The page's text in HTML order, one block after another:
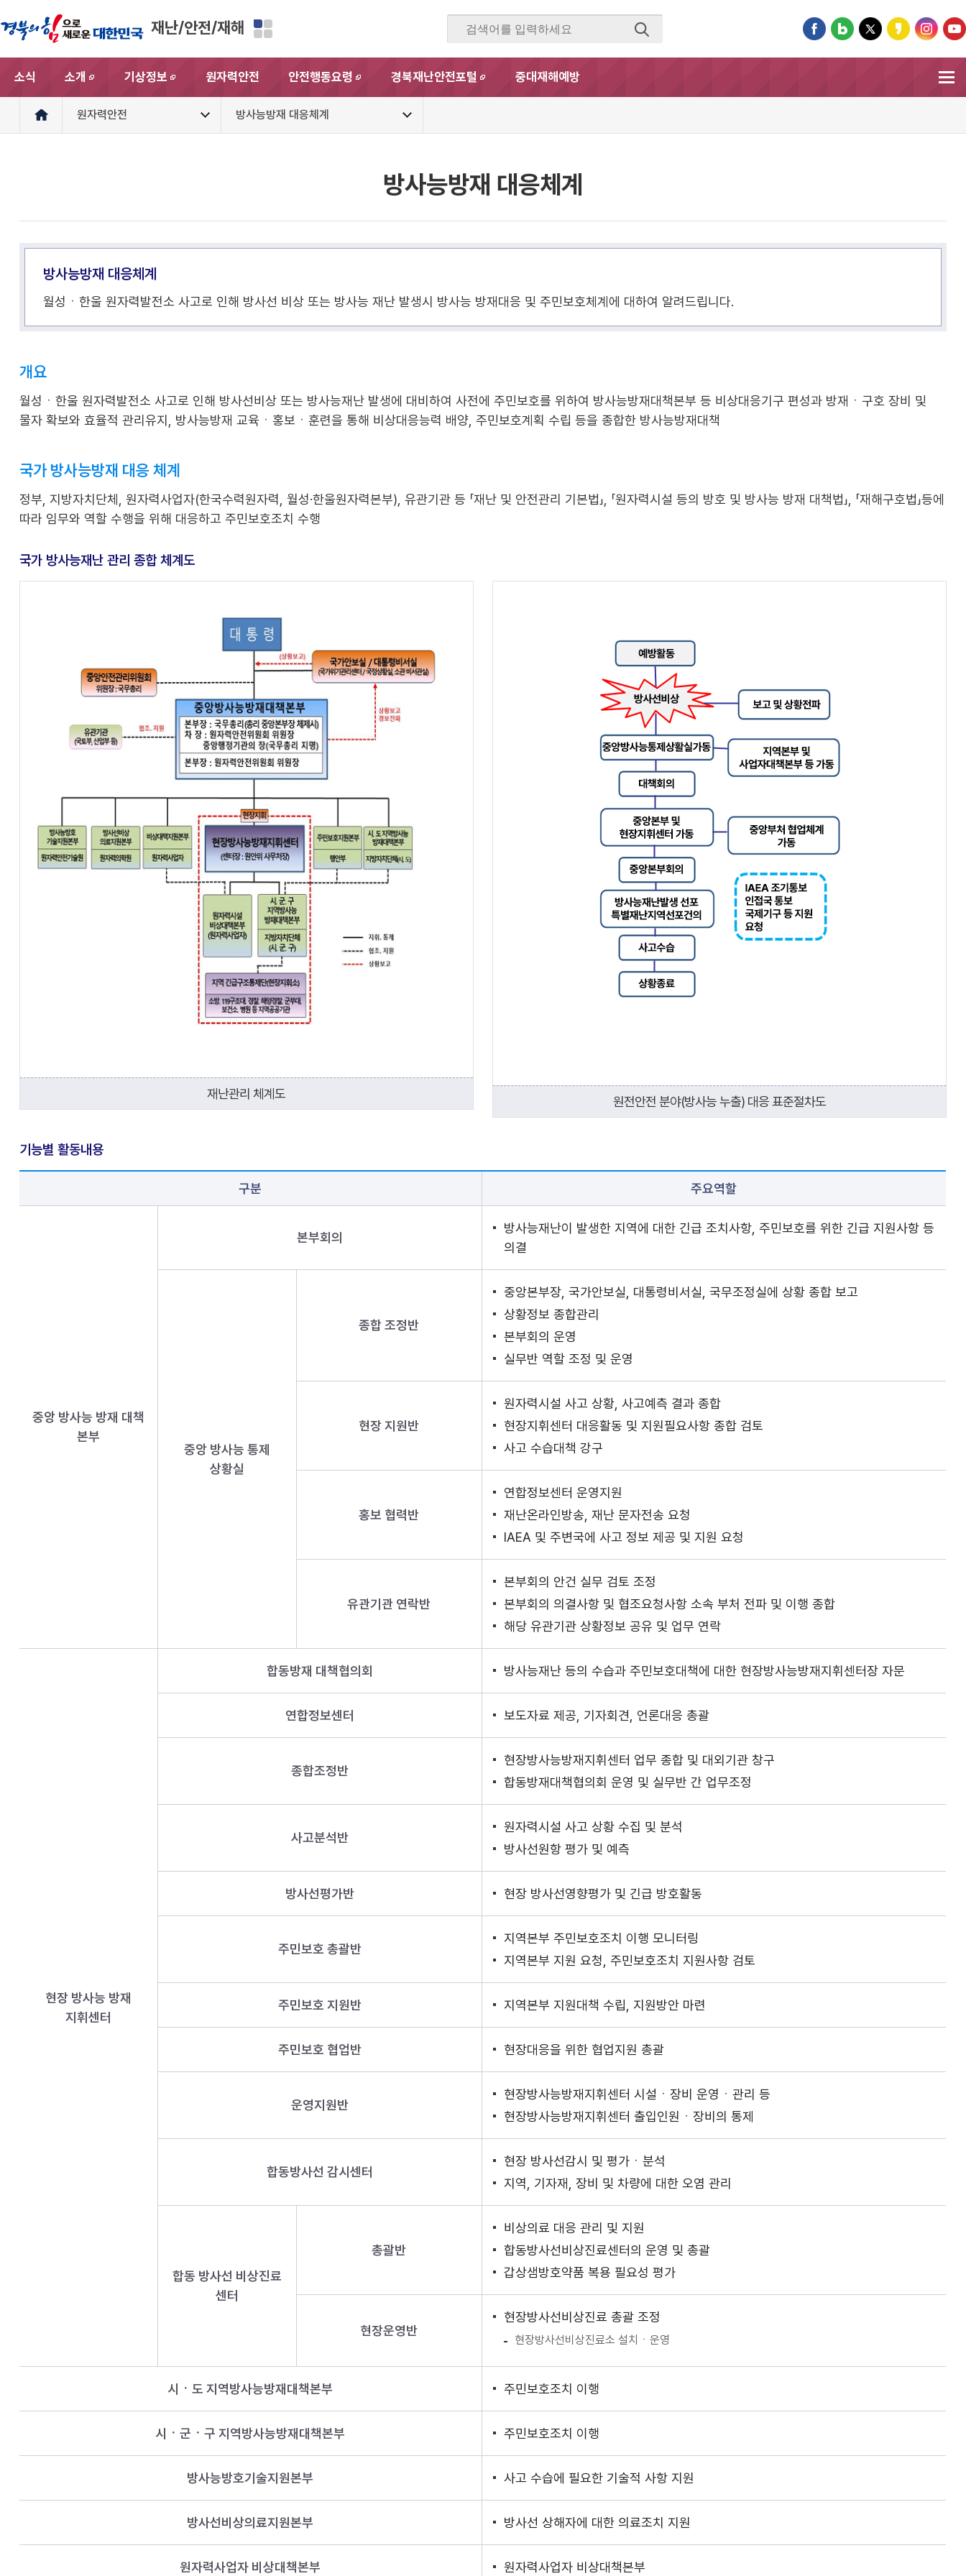
재난/안전/재해
소식
소개
새창
기상정보
새창
원자력안전
안전행동요령
새창
경북재난안전포털
새창
중대재해예방
원자력안전 방사능방재 대응체계
방사능방재 대응체계
방사능방재 대응체계
월성ㆍ한울 원자력발전소 사고로 인해 방사선 비상 또는 방사능 재난 발생시 방사능 방재대응 및 주민보호체계에 대하여 알려드립니다.
개요
월성ㆍ한울 원자력발전소 사고로 인해 방사선비상 또는 방사능재난 발생에 대비하여 사전에 주민보호를 위하여 방사능방재대책본부 등 비상대응기구 편성과 방재ㆍ구호 장비 및
물자 확보와 효율적 관리유지, 방사능방재 교육ㆍ홍보ㆍ훈련을 통해 비상대응능력 배양, 주민보호계획 수립 등을 종합한 방사능방재대책
국가 방사능방재 대응 체계
정부, 지방자치단체, 원자력사업자(한국수력원자력, 월성·한울원자력본부), 유관기관 등 「재난 및 안전관리 기본법」, 「원자력시설 등의 방호 및 방사능 방재 대책법」, 「재해구호법」등에
따라 임무와 역할 수행을 위해 대응하고 주민보호조치 수행
국가 방사능재난 관리 종합 체계도
재난관리 체계도
원전안전 분야(방사능 누출) 대응 표준절차도
기능별 활동내용
구분 주요역할
중앙 방사능 방재 대책
본부
본부회의
방사능재난이 발생한 지역에 대한 긴급 조치사항, 주민보호를 위한 긴급 지원사항 등
의결
중앙 방사능 통제
상황실
종합 조정반
중앙본부장, 국가안보실, 대통령비서실, 국무조정실에 상황 종합 보고
상황정보 종합관리
본부회의 운영
실무반 역할 조정 및 운영
현장 지원반
원자력시설 사고 상황, 사고예측 결과 종합
현장지휘센터 대응활동 및 지원필요사항 종합 검토
사고 수습대책 강구
홍보 협력반
연합정보센터 운영지원
재난온라인방송, 재난 문자전송 요청
IAEA 및 주변국에 사고 정보 제공 및 지원 요청
유관기관 연락반
본부회의 안건 실무 검토 조정
본부회의 의결사항 및 협조요청사항 소속 부처 전파 및 이행 종합
해당 유관기관 상황정보 공유 및 업무 연락
현장 방사능 방재
지휘센터
합동방재 대책협의회 방사능재난 등의 수습과 주민보호대책에 대한 현장방사능방재지휘센터장 자문
연합정보센터 보도자료 제공, 기자회견, 언론대응 총괄
종합조정반
현장방사능방재지휘센터 업무 종합 및 대외기관 창구
합동방재대책협의회 운영 및 실무반 간 업무조정
사고분석반
원자력시설 사고 상황 수집 및 분석
방사선원항 평가 및 예측
방사선평가반 현장 방사선영향평가 및 긴급 방호활동
주민보호 총괄반
지역본부 주민보호조치 이행 모니터링
지역본부 지원 요청, 주민보호조치 지원사항 검토
주민보호 지원반 지역본부 지원대책 수립, 지원방안 마련
주민보호 협업반 현장대응을 위한 협업지원 총괄
운영지원반
현장방사능방재지휘센터 시설ㆍ장비 운영ㆍ관리 등
현장방사능방재지휘센터 출입인원ㆍ장비의 통제
합동방사선 감시센터
현장 방사선감시 및 평가ㆍ분석
지역, 기자재, 장비 및 차량에 대한 오염 관리
합동 방사선 비상진료
센터
총괄반
비상의료 대응 관리 및 지원
합동방사선비상진료센터의 운영 및 총괄
갑상샘방호약품 복용 필요성 평가
현장운영반
현장방사선비상진료 총괄 조정
현장방사선비상진료소 설치ㆍ운영
시ㆍ도 지역방사능방재대책본부 주민보호조치 이행
시ㆍ군ㆍ구 지역방사능방재대책본부 주민보호조치 이행
방사능방호기술지원본부 사고 수습에 필요한 기술적 사항 지원
방사선비상의료지원본부 방사선 상해자에 대한 의료조치 지원
원자력사업자 비상대책본부 원자력사업자 비상대책본부